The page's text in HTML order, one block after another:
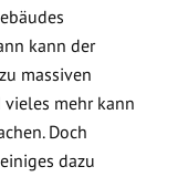
kann der
massiven
vieles mehr kann
Doch
dazu